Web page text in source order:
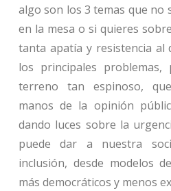
algo son los 3 temas que no
en la mesa o si quieres
tanta apatía y resistencia al
los principales
terreno tan espinoso,
manos de la opinión
dando luces sobre la
puede dar a nuestra
inclusión, desde modelos
más democráticos y menos